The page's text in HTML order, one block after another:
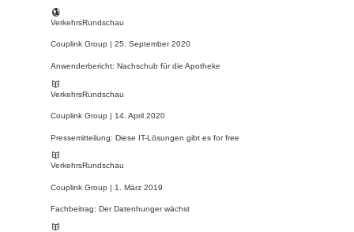
VerkehrsRundschau
Couplink Group | 25. September 2020
Anwenderbericht: Nachschub für die Apotheke
VerkehrsRundschau
Couplink Group | 14. April 2020
Pressemitteilung: Diese IT-Lösungen gibt es for free
VerkehrsRundschau
Couplink Group | 1. März 2019
Fachbeitrag: Der Datenhunger wächst